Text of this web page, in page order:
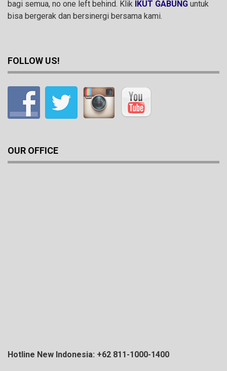
bagi semua, no one left behind. Klik IKUT GABUNG untuk
bisa bergerak dan bersinergi bersama kami.
FOLLOW US!
OUR OFFICE
Hotline New Indonesia: +62 811-1000-1400